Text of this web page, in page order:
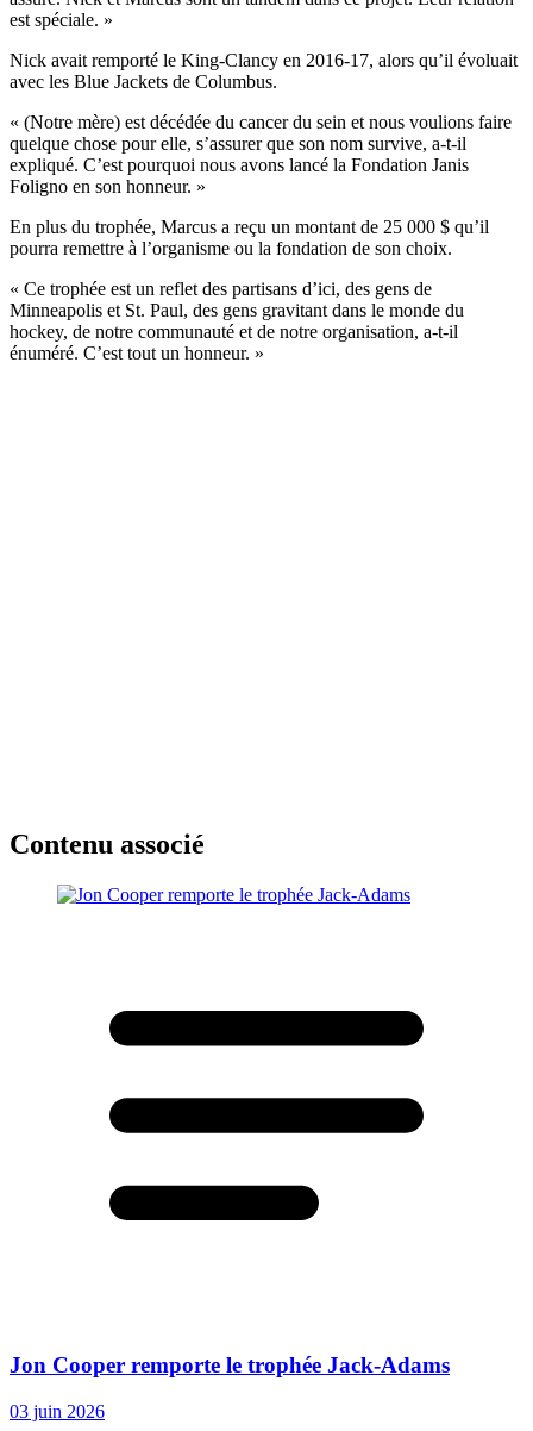
est spéciale. »
Nick avait remporté le King-Clancy en 2016-17, alors qu’il évoluait
avec les Blue Jackets de Columbus.
« (Notre mère) est décédée du cancer du sein et nous voulions faire
quelque chose pour elle, s’assurer que son nom survive, a-t-il
expliqué. C’est pourquoi nous avons lancé la Fondation Janis
Foligno en son honneur. »
En plus du trophée, Marcus a reçu un montant de 25 000 $ qu’il
pourra remettre à l’organisme ou la fondation de son choix.
« Ce trophée est un reflet des partisans d’ici, des gens de
Minneapolis et St. Paul, des gens gravitant dans le monde du
hockey, de notre communauté et de notre organisation, a-t-il
énuméré. C’est tout un honneur. »
Contenu associé
Jon Cooper remporte le trophée Jack-Adams
03 juin 2026